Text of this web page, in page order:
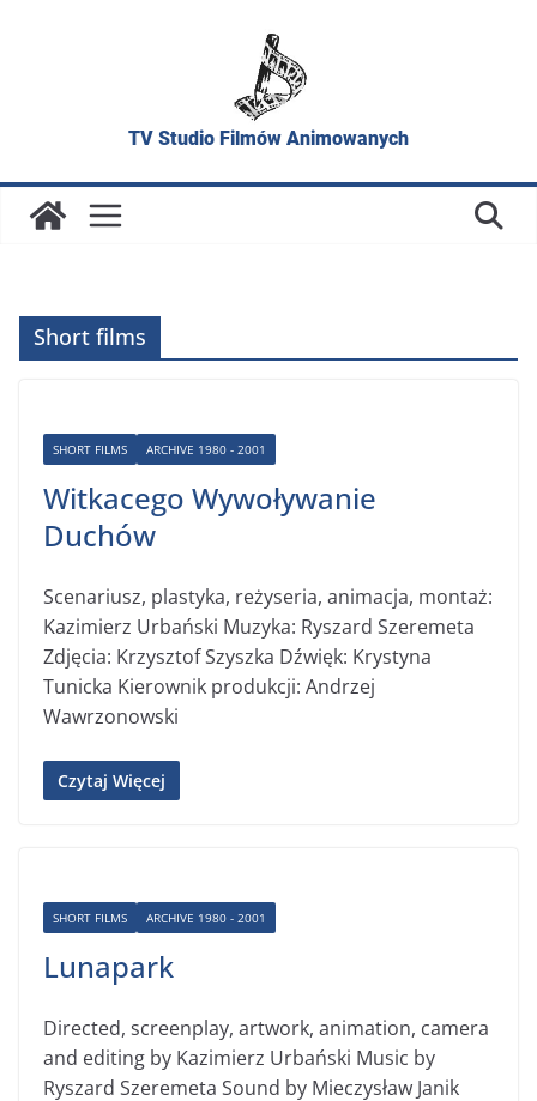
TV Studio Filmów Animowanych
Short films
SHORT FILMS ARCHIVE 1980 - 2001
Witkacego Wywoływanie
Duchów
Scenariusz, plastyka, reżyseria, animacja, montaż:
Kazimierz Urbański Muzyka: Ryszard Szeremeta
Zdjęcia: Krzysztof Szyszka Dźwięk: Krystyna
Tunicka Kierownik produkcji: Andrzej
Wawrzonowski
Czytaj Więcej
SHORT FILMS ARCHIVE 1980 - 2001
Lunapark
Directed, screenplay, artwork, animation, camera
and editing by Kazimierz Urbański Music by
Ryszard Szeremeta Sound by Mieczysław Janik